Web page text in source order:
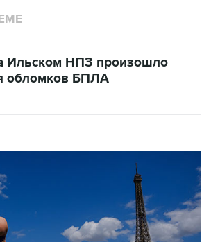
Ильском НПЗ произошло
обломков БПЛА